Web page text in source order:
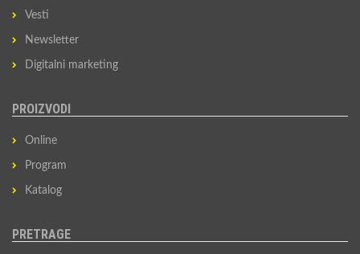
Vesti
Newsletter
Digitalni marketing
PROIZVODI
Online
Program
Katalog
PRETRAGE